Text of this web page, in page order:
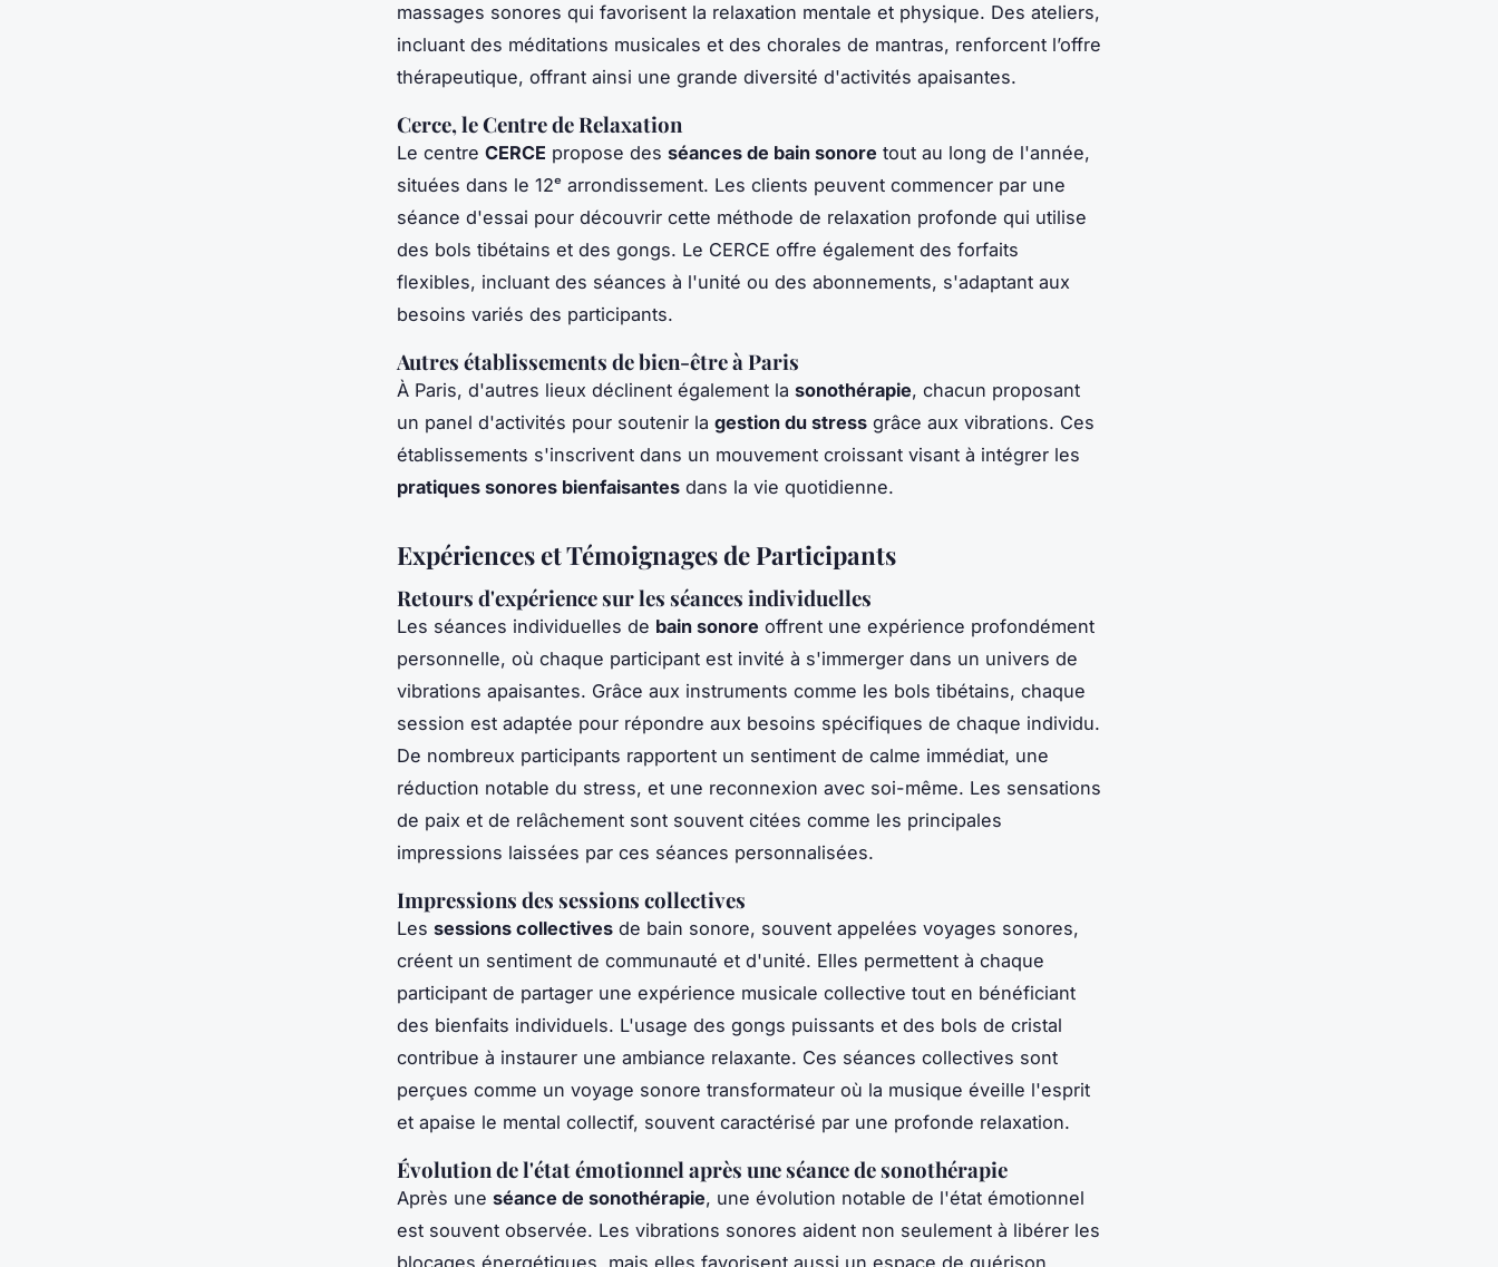
massages sonores qui favorisent la relaxation mentale et physique. Des ateliers,
incluant des méditations musicales et des chorales de mantras, renforcent l’offre
thérapeutique, offrant ainsi une grande diversité d'activités apaisantes.
Cerce, le Centre de Relaxation
Le centre CERCE propose des séances de bain sonore tout au long de l'année,
situées dans le 12ᵉ arrondissement. Les clients peuvent commencer par une
séance d'essai pour découvrir cette méthode de relaxation profonde qui utilise
des bols tibétains et des gongs. Le CERCE offre également des forfaits
flexibles, incluant des séances à l'unité ou des abonnements, s'adaptant aux
besoins variés des participants.
Autres établissements de bien-être à Paris
À Paris, d'autres lieux déclinent également la sonothérapie, chacun proposant
un panel d'activités pour soutenir la gestion du stress grâce aux vibrations. Ces
établissements s'inscrivent dans un mouvement croissant visant à intégrer les
pratiques sonores bienfaisantes dans la vie quotidienne.
Expériences et Témoignages de Participants
Retours d'expérience sur les séances individuelles
Les séances individuelles de bain sonore offrent une expérience profondément
personnelle, où chaque participant est invité à s'immerger dans un univers de
vibrations apaisantes. Grâce aux instruments comme les bols tibétains, chaque
session est adaptée pour répondre aux besoins spécifiques de chaque individu.
De nombreux participants rapportent un sentiment de calme immédiat, une
réduction notable du stress, et une reconnexion avec soi-même. Les sensations
de paix et de relâchement sont souvent citées comme les principales
impressions laissées par ces séances personnalisées.
Impressions des sessions collectives
Les sessions collectives de bain sonore, souvent appelées voyages sonores,
créent un sentiment de communauté et d'unité. Elles permettent à chaque
participant de partager une expérience musicale collective tout en bénéficiant
des bienfaits individuels. L'usage des gongs puissants et des bols de cristal
contribue à instaurer une ambiance relaxante. Ces séances collectives sont
perçues comme un voyage sonore transformateur où la musique éveille l'esprit
et apaise le mental collectif, souvent caractérisé par une profonde relaxation.
Évolution de l'état émotionnel après une séance de sonothérapie
Après une séance de sonothérapie, une évolution notable de l'état émotionnel
est souvent observée. Les vibrations sonores aident non seulement à libérer les